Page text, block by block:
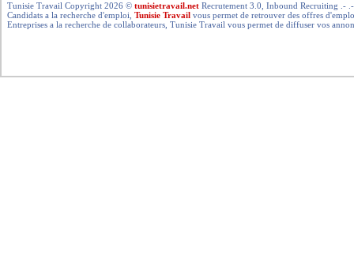
Tunisie Travail Copyright 2026 ©tunisietravail.net Recrutement 3.0, Inbound Recruiting .-
Candidats a la recherche d'emploi,Tunisie Travail vous permet de retrouver des offres
Entreprises a la recherche de collaborateurs, Tunisie Travail vous permet de diffuser vos